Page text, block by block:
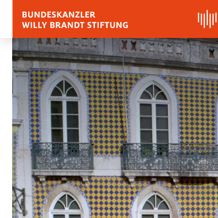
BIOGRAFIE
REDEN, ZITATE
Zitate
Reden
Stimmen zu Willy